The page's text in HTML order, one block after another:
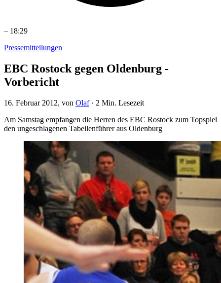
– 18:29
Pressemitteilungen
EBC Rostock gegen Oldenburg -
Vorbericht
16. Februar 2012, von Olaf· 2 Min. Lesezeit
Am Samstag empfangen die Herren des EBC Rostock zum Topspiel
den ungeschlagenen Tabellenführer aus Oldenburg